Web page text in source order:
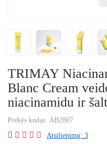
TRIMAY
Blanc Cream
niacinamidu ir
Prekės kodas: AB2807
Atsiliepimų: 3